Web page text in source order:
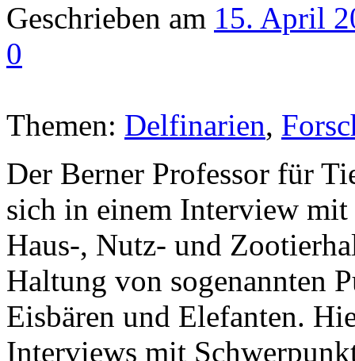
Geschrieben am 15. April
0
Themen: Delfinarien,
Der Berner Professor für
sich in einem Interview
Haus-, Nutz- und
Haltung von sogenannten
Eisbären und Elefanten.
Interviews mit